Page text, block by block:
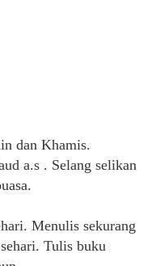
dan Khamis.
a.s . Selang selikan
Menulis sekurang
Tulis buku